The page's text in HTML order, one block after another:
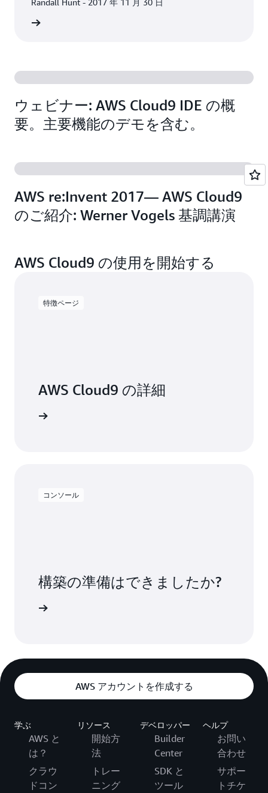
Randall Hunt - 2017 年 11 月 30 日
ウェビナー: AWS Cloud9 IDE の概
要。主要機能のデモを含む。
AWS re:Invent 2017— AWS Cloud9
のご紹介: Werner Vogels 基調講演
AWS Cloud9 の使用を開始する
特徴ページ
AWS Cloud9 の詳細
コンソール
構築の準備はできましたか?
AWS アカウントを作成する
学ぶ
AWS と
は？
クラウ
ドコン
リソース
開始方
法
トレー
ニング
デベロッパー
Builder
Center
SDK と
ツール
ヘルプ
お問い
合わせ
サポー
トチケ